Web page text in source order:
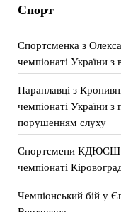
Спорт
Спортсменка з
чемпіонаті України з
Параплавці з
чемпіонаті України з
порушенням слуху
Спортсмени КДЮСШ
чемпіонаті
Чемпіонський бій у